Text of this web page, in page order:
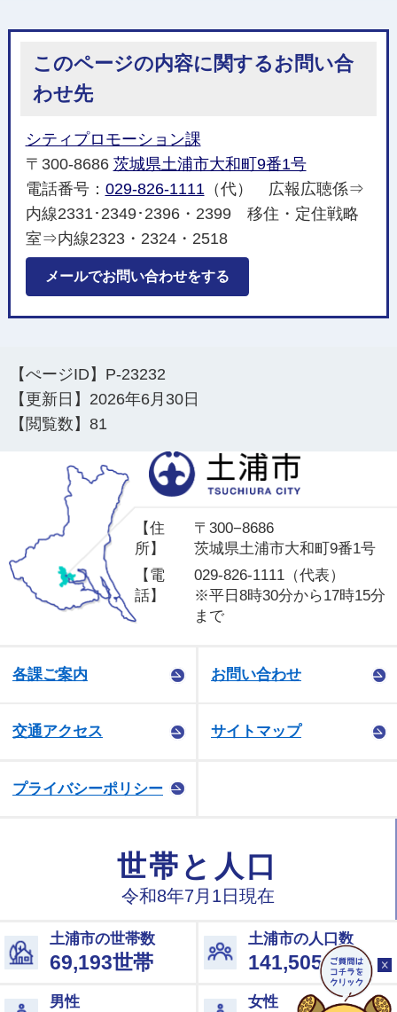
このページの内容に関するお問い合
わせ先
シティプロモーション課
〒300-8686 茨城県土浦市大和町9番1号
電話番号： 029-826-1111 （代） 広報広聴係⇒
内線2331･2349･2396・2399 移住・定住戦略
室⇒内線2323・2324・2518
メールでお問い合わせをする
【ぺージID】 P-23232
【更新日】 2026年6月30日
【閲覧数】81
【住
所】
〒300−8686
茨城県土浦市大和町9番1号
【電
話】
029-826-1111（代表）
※平日8時30分から17時15分
まで
各課ご案内 お問い合わせ
交通アクセス サイトマップ
プライバシーポリシー